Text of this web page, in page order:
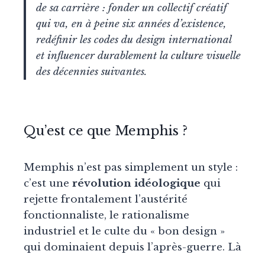
de sa carrière : fonder un collectif créatif
qui va, en à peine six années d’existence,
redéfinir les codes du design international
et influencer durablement la culture visuelle
des décennies suivantes.
Qu’est ce que Memphis ?
Memphis n’est pas simplement un style :
c’est une révolution idéologique qui
rejette frontalement l’austérité
fonctionnaliste, le rationalisme
industriel et le culte du « bon design »
qui dominaient depuis l’après-guerre. Là